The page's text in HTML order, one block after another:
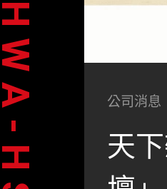
公司消息
天